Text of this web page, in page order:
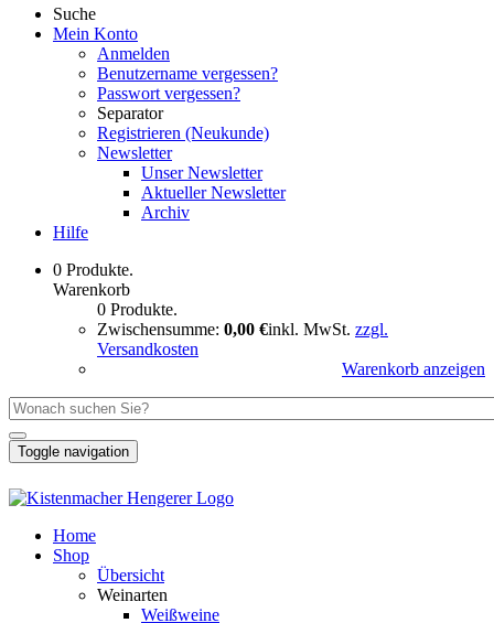
Suche
Mein Konto
Anmelden
Benutzername vergessen?
Passwort vergessen?
Separator
Registrieren (Neukunde)
Newsletter
Unser Newsletter
Aktueller Newsletter
Archiv
Hilfe
0 Produkte.
Warenkorb
0 Produkte.
Zwischensumme: 0,00 €inkl. MwSt. zzgl.
Versandkosten
Warenkorb anzeigen
Toggle navigation
Home
Shop
Übersicht
Weinarten
Weißweine